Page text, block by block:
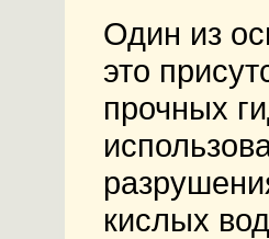
Один из
это
прочных
кислых